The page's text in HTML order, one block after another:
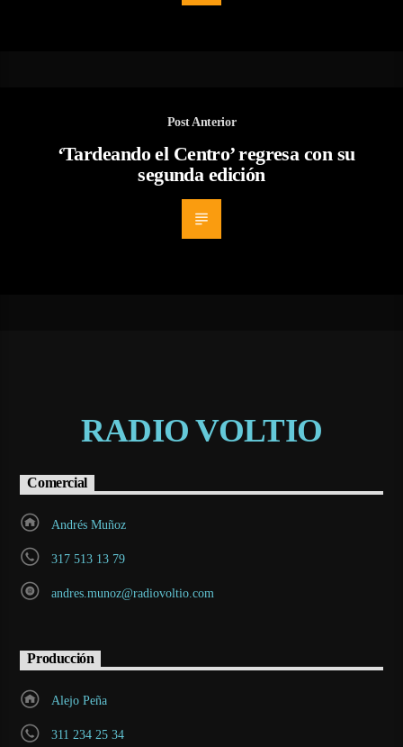
Post Anterior
‘Tardeando el Centro’ regresa con su
segunda edición
RADIO VOLTIO
Comercial
Andrés Muñoz
317 513 13 79
andres.munoz@radiovoltio.com
Producción
Alejo Peña
311 234 25 34